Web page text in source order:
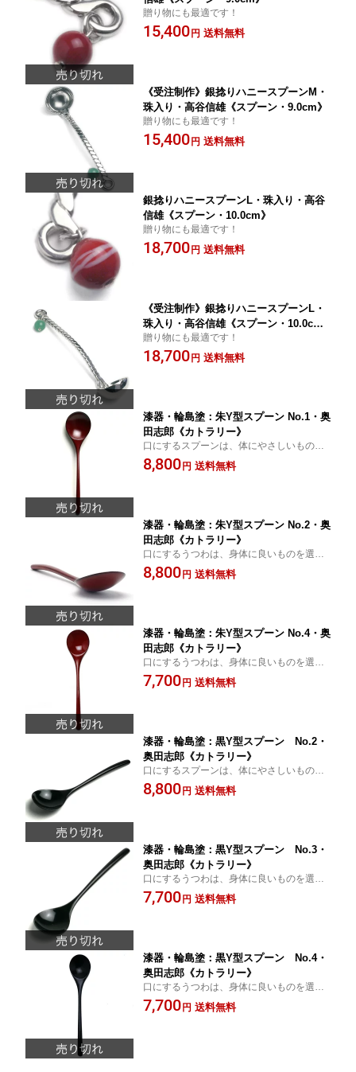
贈り物にも最適です！
15,400 円 送料無料
《受注制作》銀捻りハニースプーンM・
珠入り・高谷信雄《スプーン・9.0cm》
贈り物にも最適です！
15,400 円 送料無料
銀捻りハニースプーンL・珠入り・高谷
信雄《スプーン・10.0cm》
贈り物にも最適です！
18,700 円 送料無料
《受注制作》銀捻りハニースプーンL・
珠入り・高谷信雄《スプーン・10.0c
m》
贈り物にも最適です！
18,700 円 送料無料
漆器・輪島塗：朱Y型スプーン No.1・奥
田志郎《カトラリー》
口にするスプーンは、体にやさしいものを
選びましょう！
8,800 円 送料無料
漆器・輪島塗：朱Y型スプーン No.2・奥
田志郎《カトラリー》
口にするうつわは、身体に良いものを選び
ましょう！
8,800 円 送料無料
漆器・輪島塗：朱Y型スプーン No.4・奥
田志郎《カトラリー》
口にするうつわは、身体に良いものを選び
ましょう！
7,700 円 送料無料
漆器・輪島塗：黒Y型スプーン No.2・
奥田志郎《カトラリー》
口にするスプーンは、体にやさしいものを
選びましょう！
8,800 円 送料無料
漆器・輪島塗：黒Y型スプーン No.3・
奥田志郎《カトラリー》
口にするうつわは、身体に良いものを選び
ましょう！
7,700 円 送料無料
漆器・輪島塗：黒Y型スプーン No.4・
奥田志郎《カトラリー》
口にするうつわは、身体に良いものを選び
ましょう！
7,700 円 送料無料